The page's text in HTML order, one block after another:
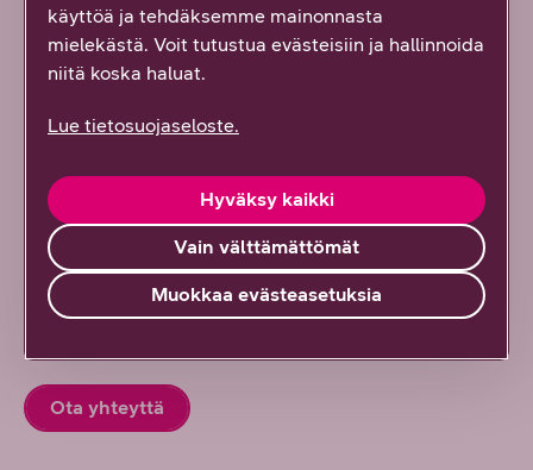
6/2026 DNA Yrityksille
Kaikki referenssit
Kaikki oppaat
Ota yhteyttä
käyttöä ja tehdäksemme mainonnasta
mielekästä. Voit tutustua evästeisiin ja hallinnoida
niitä koska haluat.
Lue tietosuojaseloste.
Vain välttämättömät
Hyväksy kaikki
Muokkaa evästeasetuksia